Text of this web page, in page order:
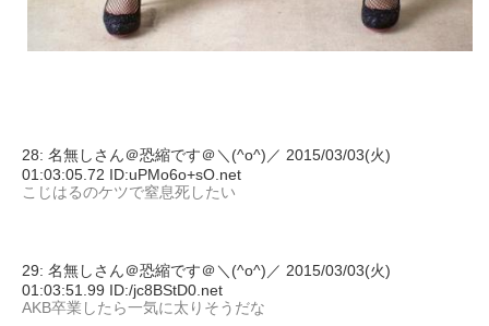
28: 名無しさん＠恐縮です＠＼(^o^)／ 2015/03/03(火)
01:03:05.72 ID:uPMo6o+sO.net
こじはるのケツで窒息死したい
29: 名無しさん＠恐縮です＠＼(^o^)／ 2015/03/03(火)
01:03:51.99 ID:/jc8BStD0.net
AKB卒業したら一気に太りそうだな